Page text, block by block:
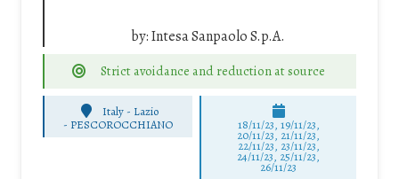
by:Intesa Sanpaolo S.p.A.
Strict avoidance and reduction at source
Italy - Lazio
- PESCOROCCHIANO 18/11/23, 19/11/23,
20/11/23, 21/11/23,
22/11/23, 23/11/23,
24/11/23, 25/11/23,
26/11/23